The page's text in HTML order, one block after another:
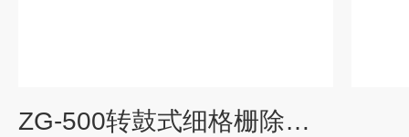
ZG-500转鼓式细格栅除污机